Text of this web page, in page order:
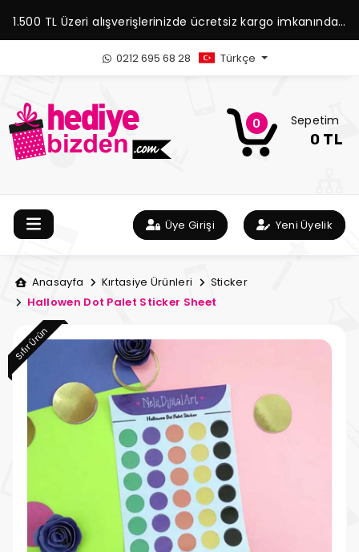
1.500 TL Üzeri alışverişlerinizde ücretsiz kargo imkanından
yararlanabilirsiniz.
0212 695 68 28 Türkçe
0 Sepetim
0 TL
Üye Girişi Yeni Üyelik
Anasayfa Kırtasiye Ürünleri
Sticker
Hallowen Dot Palet Sticker Sheet
Sıfır Ürün